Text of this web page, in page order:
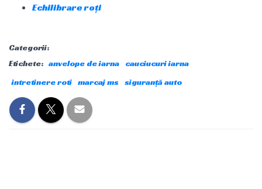
Echilibrare roți
Categorii:
Etichete: anvelope de iarna
cauciucuri iarna
intretinere roti marcaj ms siguranță auto